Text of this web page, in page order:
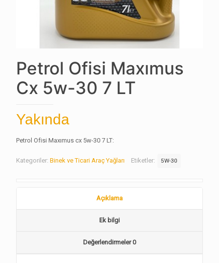
Petrol Ofisi Maxımus
Cx 5w-30 7 LT
Yakında
Petrol Ofisi Maxımus cx 5w-30 7 LT:
Kategoriler: Binek ve Ticari Araç Yağları Etiketler: 5W-30
Açıklama
Ek bilgi
Değerlendirmeler0